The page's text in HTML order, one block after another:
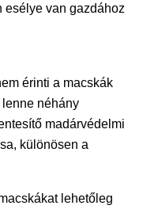
esélye van gazdához
érinti a macskák
néhány
madárvédelmi
különösen a
lehetőleg